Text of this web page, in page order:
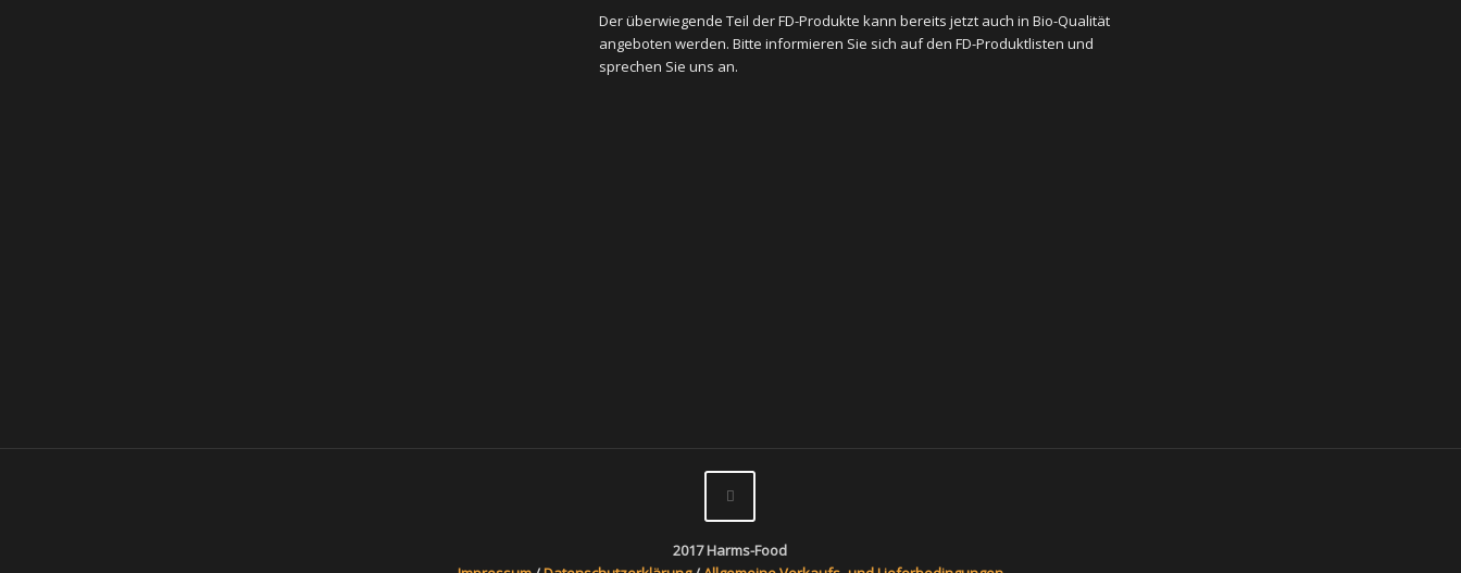
Der überwiegende Teil der FD-Produkte kann bereits jetzt auch in Bio-Qualität
angeboten werden. Bitte informieren Sie sich auf den FD-Produktlisten und
sprechen Sie uns an.
2017 Harms-Food